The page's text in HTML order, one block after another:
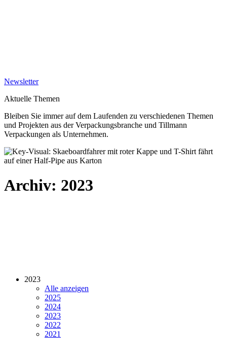
Newsletter
Aktuelle Themen
Bleiben Sie immer auf dem Laufenden zu verschiedenen Themen
und Projekten aus der Verpackungsbranche und Tillmann
Verpackungen als Unternehmen.
Archiv: 2023
2023
Alle anzeigen
2025
2024
2023
2022
2021